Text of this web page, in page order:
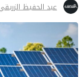
عبد الحفيظ